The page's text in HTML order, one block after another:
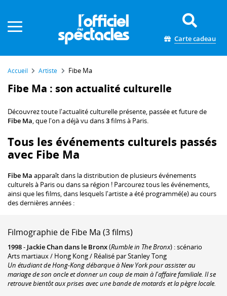
Carte cadeau
Accueil Artiste Fibe Ma
Fibe Ma : son actualité culturelle
Découvrez toute l'actualité culturelle présente, passée et future de
Fibe Ma, que l'on a déjà vu dans3films à Paris.
Tous les événements culturels passés
avec Fibe Ma
Fibe Ma apparaît dans la distribution de plusieurs événements
culturels à Paris ou dans sa région ! Parcourez tous les événements,
ainsi que les films, dans lesquels l'artiste a été programmé(e) au cours
des dernières années :
Filmographie de Fibe Ma (3 films)
1998- Jackie Chan dans le Bronx(Rumble in The Bronx) : scénario
Arts martiaux / Hong Kong / Réalisé par Stanley Tong
Un étudiant de Hong-Kong débarque à New York pour assister au
mariage de son oncle et donner un coup de main à l'affaire familiale. Il se
retrouve bientôt aux prises avec une bande de motards et la pègre locale.